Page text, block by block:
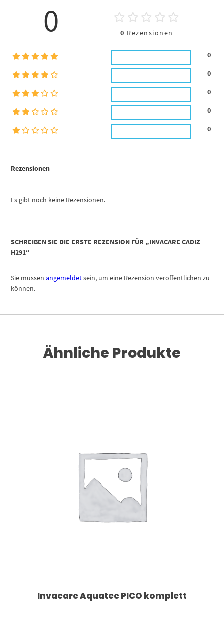
Rezensionen
Es gibt noch keine Rezensionen.
0 0 Rezensionen
0
0
0
0
0
SCHREIBEN SIE DIE ERSTE REZENSION FÜR „INVACARE CADIZ
H291“
Sie müssenangemeldetsein, um eine Rezension veröffentlichen zu
können.
Ähnliche Produkte
Invacare Aquatec PICO komplett